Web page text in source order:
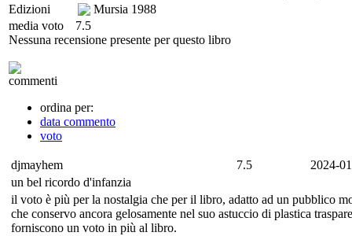
Edizioni
Mursia 1988
media voto
7.5
Nessuna recensione presente per questo libro
commenti
ordina per:
data commento
voto
djmayhem 7.5
2024-
un bel ricordo d'infanzia
il voto è più per la nostalgia che per il libro, adatto ad un pubblico
che conservo ancora gelosamente nel suo astuccio di plastica
forniscono un voto in più al libro.